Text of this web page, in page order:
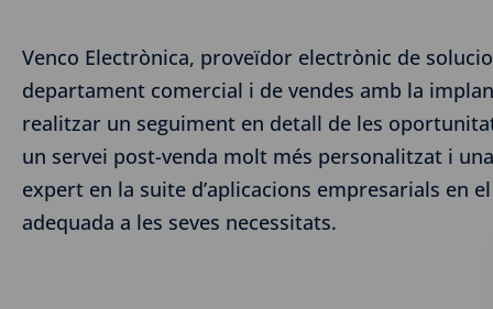
Venco Electrònica, proveïdor electrònic de
departament comercial i de vendes amb la
realitzar un seguiment en detall de les
un servei post-venda molt més personalitzat i
expert en la suite d’aplicacions empresarials en
adequada a les seves necessitats.